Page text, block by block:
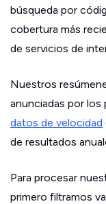
búsqueda por
cobertura más
de servicios de
Nuestros
anunciadas por los
datos de velocidad
de resultados
Para procesar
primero filtramos